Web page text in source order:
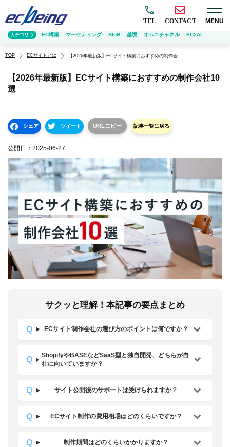
TEL CONTACT MENU
TOP ECサイトとは 【2026年最新版】ECサイト構築におすすめの制作会社10選
【2026年最新版】ECサイト構築におすすめの制作会社10
選
シェア ツイート URLコピー 記事一覧に戻る
公開日： 2025-06-27
サクッと理解！本記事の要点まとめ
ECサイト制作会社の選び方のポイントは何ですか？
ShopifyやBASEなどSaaS型と独自開発、どちらが自
社に向いていますか？
サイト公開後のサポートは受けられますか？
ECサイト制作の費用相場はどのくらいですか？
制作期間はどのくらいかかりますか？
カテゴリ EC構築 マーケティング BtoB 越境 オムニチャネル EC×AI